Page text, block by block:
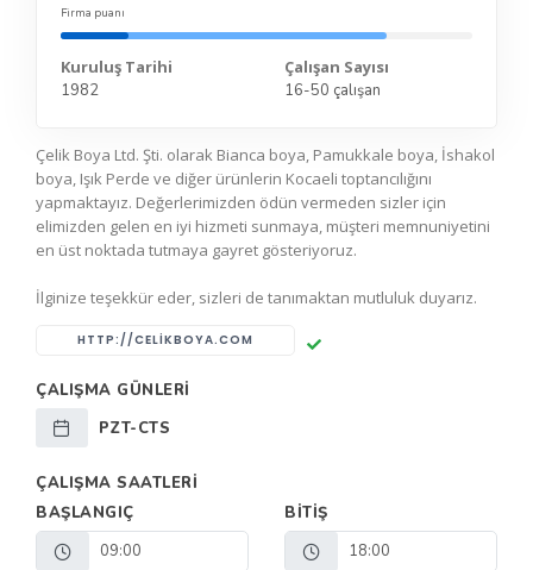
Firma puanı
Kuruluş Tarihi
1982
Çalışan Sayısı
16-50 çalışan
Çelik Boya Ltd. Şti. olarak Bianca boya, Pamukkale boya, İshakol
boya, Işık Perde ve diğer ürünlerin Kocaeli toptancılığını
yapmaktayız. Değerlerimizden ödün vermeden sizler için
elimizden gelen en iyi hizmeti sunmaya, müşteri memnuniyetini
en üst noktada tutmaya gayret gösteriyoruz.
İlginize teşekkür eder, sizleri de tanımaktan mutluluk duyarız.
HTTP://CELIKBOYA.COM
ÇALIŞMA GÜNLERI
PZT-CTS
ÇALIŞMA SAATLERI
BAŞLANGIÇ
09:00
BITIŞ
18:00